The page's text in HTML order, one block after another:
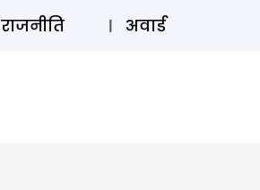
⚲ SUBSCRIBE
राजनीति अवार्ड